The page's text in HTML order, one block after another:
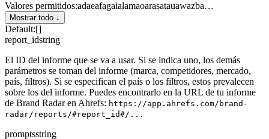
Valores permitidos:adaeafagaialamaoarasatauawazba…
Mostrar todo ↓
Default:[]
report_idstring
El ID del informe que se va a usar. Si se indica uno, los demás
parámetros se toman del informe (marca, competidores, mercado,
país, filtros). Si se especifican el país o los filtros, estos prevalecen
sobre los del informe. Puedes encontrarlo en la URL de tu informe
de Brand Radar en Ahrefs: https://app.ahrefs.com/brand-
radar/reports/#report_id#/...
promptsstring